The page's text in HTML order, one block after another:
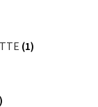
(1)